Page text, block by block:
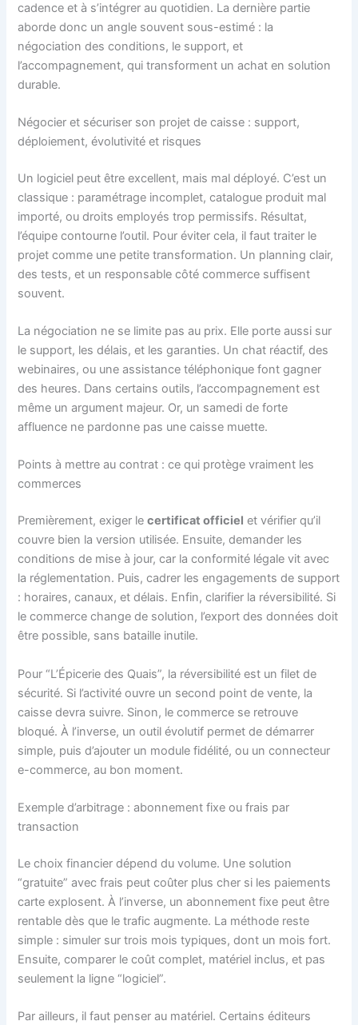
cadence et à s’intégrer au quotidien. La dernière partie
aborde donc un angle souvent sous-estimé : la
négociation des conditions, le support, et
l’accompagnement, qui transforment un achat en solution
durable.
Négocier et sécuriser son projet de caisse : support,
déploiement, évolutivité et risques
Un logiciel peut être excellent, mais mal déployé. C’est un
classique : paramétrage incomplet, catalogue produit mal
importé, ou droits employés trop permissifs. Résultat,
l’équipe contourne l’outil. Pour éviter cela, il faut traiter le
projet comme une petite transformation. Un planning clair,
des tests, et un responsable côté commerce suffisent
souvent.
La négociation ne se limite pas au prix. Elle porte aussi sur
le support, les délais, et les garanties. Un chat réactif, des
webinaires, ou une assistance téléphonique font gagner
des heures. Dans certains outils, l’accompagnement est
même un argument majeur. Or, un samedi de forte
affluence ne pardonne pas une caisse muette.
Points à mettre au contrat : ce qui protège vraiment les
commerces
Premièrement, exiger lecertificat officiel et vérifier qu’il
couvre bien la version utilisée. Ensuite, demander les
conditions de mise à jour, car la conformité légale vit avec
la réglementation. Puis, cadrer les engagements de support
: horaires, canaux, et délais. Enfin, clarifier la réversibilité. Si
le commerce change de solution, l’export des données doit
être possible, sans bataille inutile.
Pour “L’Épicerie des Quais”, la réversibilité est un filet de
sécurité. Si l’activité ouvre un second point de vente, la
caisse devra suivre. Sinon, le commerce se retrouve
bloqué. À l’inverse, un outil évolutif permet de démarrer
simple, puis d’ajouter un module fidélité, ou un connecteur
e-commerce, au bon moment.
Exemple d’arbitrage : abonnement fixe ou frais par
transaction
Le choix financier dépend du volume. Une solution
“gratuite” avec frais peut coûter plus cher si les paiements
carte explosent. À l’inverse, un abonnement fixe peut être
rentable dès que le trafic augmente. La méthode reste
simple : simuler sur trois mois typiques, dont un mois fort.
Ensuite, comparer le coût complet, matériel inclus, et pas
seulement la ligne “logiciel”.
Par ailleurs, il faut penser au matériel. Certains éditeurs